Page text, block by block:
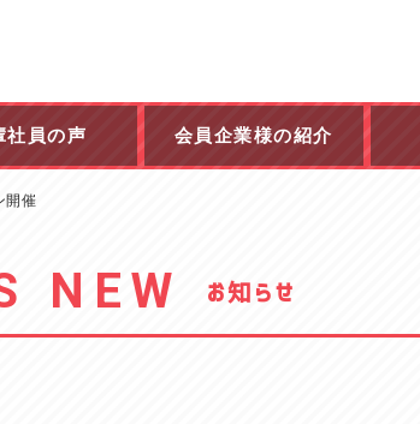
社員の声 会員企業様の紹介
開催
NEW お知らせ